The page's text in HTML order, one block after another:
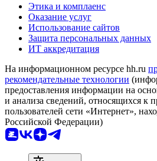
Этика и комплаенс
Оказание услуг
Использование сайтов
Защита персональных данных
ИТ аккредитация
На информационном ресурсе hh.ru
рекомендательные технологии
предоставления информации на
и анализа сведений, относящихся к
пользователей сети «Интернет»,
Российской Федерации)